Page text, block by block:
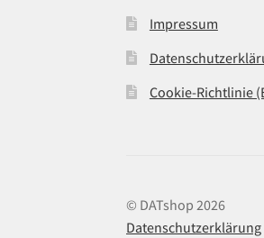
Impressum
Cookie-Richtlinie
© DATshop 2026
Datenschutzerklärung